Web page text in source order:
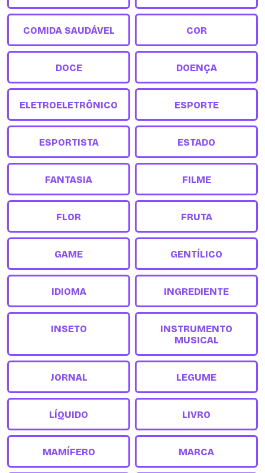
COMIDA SAUDÁVEL COR
DOCE DOENÇA
ELETROELETRÔNICO ESPORTE
ESPORTISTA ESTADO
FANTASIA FILME
FLOR FRUTA
GAME GENTÍLICO
IDIOMA INGREDIENTE
INSETO
INSTRUMENTO
MUSICAL
JORNAL LEGUME
LÍQUIDO LIVRO
MAMÍFERO MARCA